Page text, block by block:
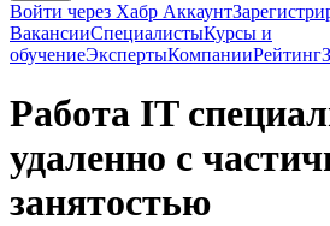
Войти через Хабр Аккаунт
ВакансииСпециалистыКурсы и
обучениеЭкспертыКомпанииРейтинг
Работа IT
удаленно с
занятостью